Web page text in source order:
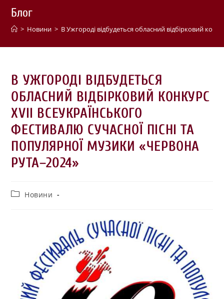
Блог
> Новини > В Ужгороді відбудеться обласний відбірковий
В УЖГОРОДІ ВІДБУДЕТЬСЯ
ОБЛАСНИЙ ВІДБІРКОВИЙ КОНКУРС
ХVІІ ВСЕУКРАЇНСЬКОГО
ФЕСТИВАЛЮ СУЧАСНОЇ ПІСНІ ТА
ПОПУЛЯРНОЇ МУЗИКИ «ЧЕРВОНА
РУТА–2024»
Новини